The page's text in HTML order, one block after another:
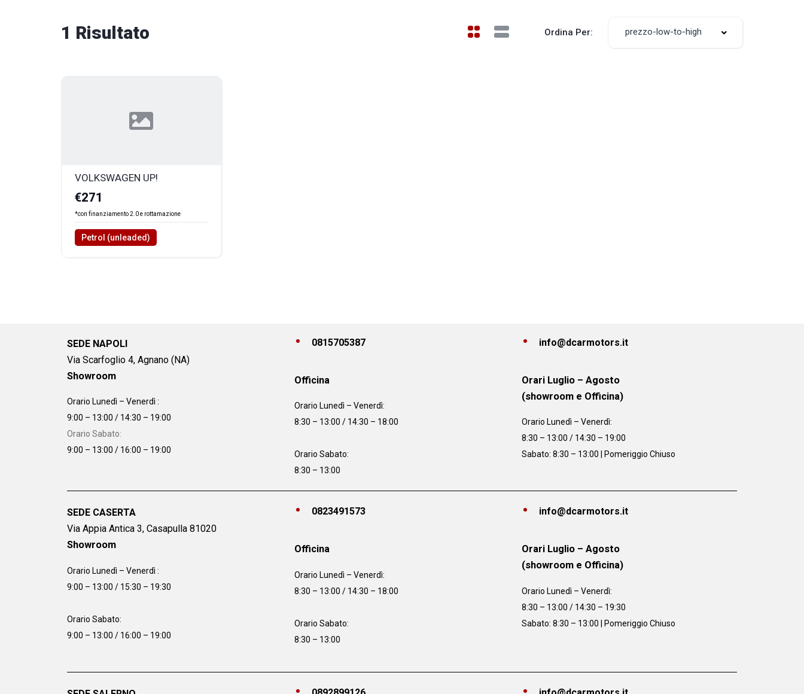
1 Risultato Ordina Per: prezzo-low-to-high
VOLKSWAGEN UP!
€271
*con finanziamento 2.0 e rottamazione
Petrol (unleaded)
SEDE NAPOLI
Via Scarfoglio 4, Agnano (NA)
Showroom
Orario Lunedì – Venerdì :
9:00 – 13:00 / 14:30 – 19:00
Orario Sabato:
9:00 – 13:00 / 16:00 – 19:00
0815705387
Officina
Orario Lunedì – Venerdì:
8:30 – 13:00 / 14:30 – 18:00
Orario Sabato:
8:30 – 13:00
info@dcarmotors.it
Orari Luglio – Agosto
(showroom e Officina)
Orario Lunedì – Venerdì:
8:30 – 13:00 / 14:30 – 19:00
Sabato: 8:30 – 13:00 | Pomeriggio Chiuso
SEDE CASERTA
Via Appia Antica 3, Casapulla 81020
Showroom
Orario Lunedì – Venerdì :
9:00 – 13:00 / 15:30 – 19:30
Orario Sabato:
9:00 – 13:00 / 16:00 – 19:00
0823491573
Officina
Orario Lunedì – Venerdì:
8:30 – 13:00 / 14:30 – 18:00
Orario Sabato:
8:30 – 13:00
info@dcarmotors.it
Orari Luglio – Agosto
(showroom e Officina)
Orario Lunedì – Venerdì:
8:30 – 13:00 / 14:30 – 19:30
Sabato: 8:30 – 13:00 | Pomeriggio Chiuso